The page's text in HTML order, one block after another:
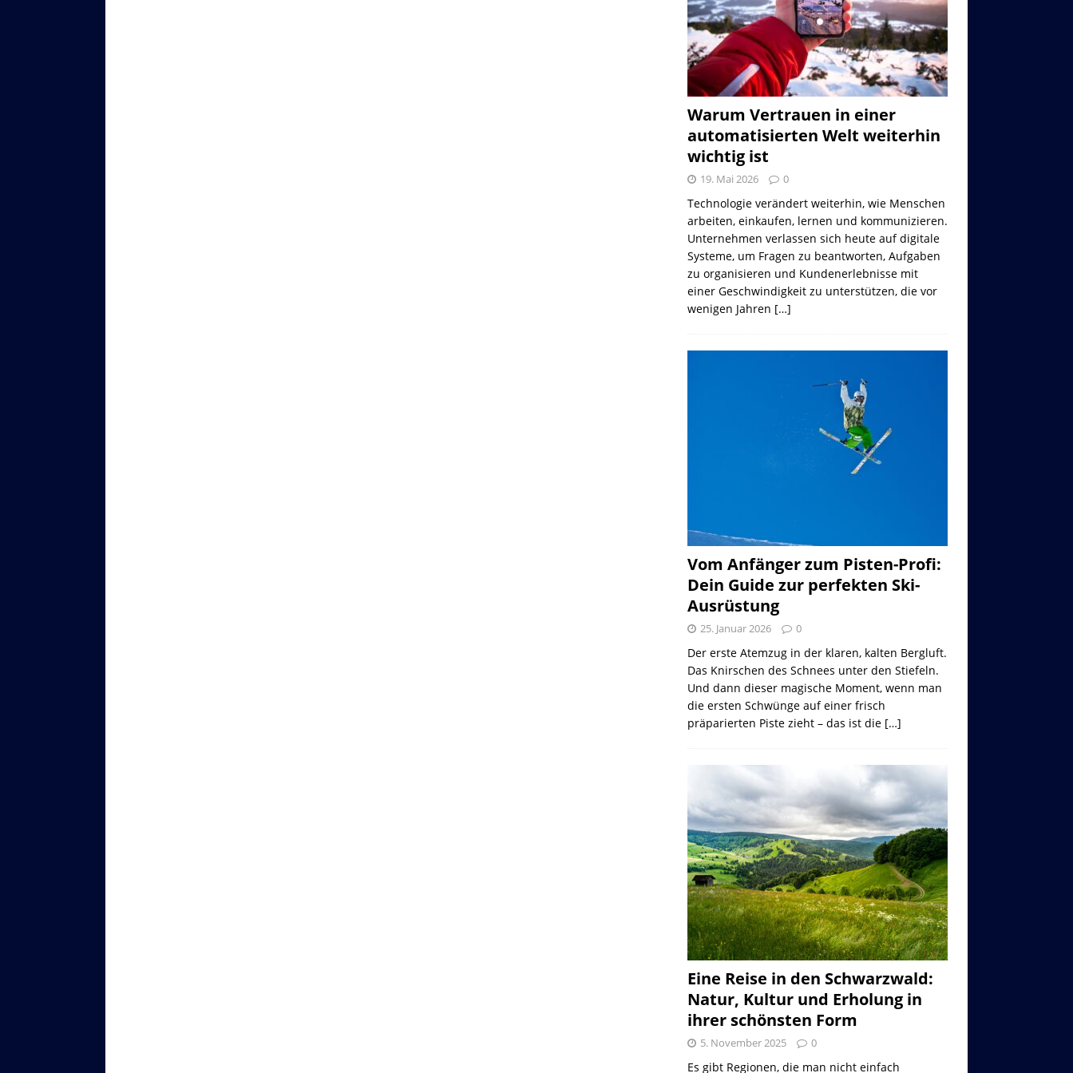
Warum Vertrauen in einer
automatisierten Welt weiterhin
wichtig ist
19. Mai 2026 0
Technologie verändert weiterhin, wie Menschen
arbeiten, einkaufen, lernen und kommunizieren.
Unternehmen verlassen sich heute auf digitale
Systeme, um Fragen zu beantworten, Aufgaben
zu organisieren und Kundenerlebnisse mit
einer Geschwindigkeit zu unterstützen, die vor
wenigen Jahren […]
Vom Anfänger zum Pisten-Profi:
Dein Guide zur perfekten Ski-
Ausrüstung
25. Januar 2026 0
Der erste Atemzug in der klaren, kalten Bergluft.
Das Knirschen des Schnees unter den Stiefeln.
Und dann dieser magische Moment, wenn man
die ersten Schwünge auf einer frisch
präparierten Piste zieht – das ist die […]
Eine Reise in den Schwarzwald:
Natur, Kultur und Erholung in
ihrer schönsten Form
5. November 2025 0
Es gibt Regionen, die man nicht einfach